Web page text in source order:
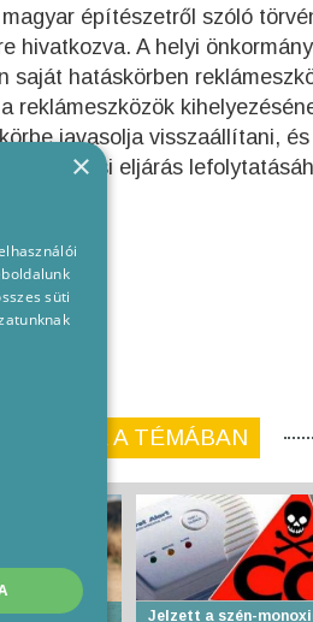
építészetről szóló
hivatkozva. A helyi
saját hatáskörben
reklámeszközök
javasolja visszaállítani,
bejelentési eljárás
A TÉMÁBAN
I. fokú Jelzett a szén-
×
süti